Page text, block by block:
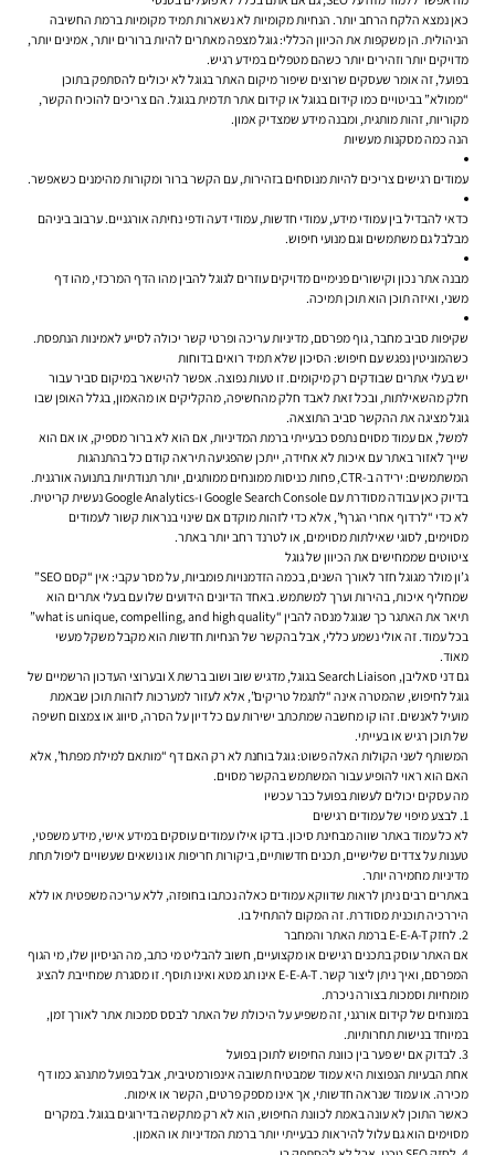
כאן נמצא הלקח הרחב יותר. הנחיות מקומיות לא נשארות תמיד מקומיות ברמת החשיבה
הניהולית. הן משקפות את הכיוון הכללי: גוגל מצפה מאתרים להיות ברורים יותר, אמינים יותר,
מדויקים יותר וזהירים יותר כשהם מטפלים במידע רגיש.
בפועל, זה אומר שעסקים שרוצים שיפור מיקום האתר בגוגל לא יכולים להסתפק בתוכן
“ממולא” בביטויים כמו קידום בגוגל או קידום אתר תדמית בגוגל. הם צריכים להוכיח הקשר,
מקוריות, זהות מותגית, ומבנה מידע שמצדיק אמון.
הנה כמה מסקנות מעשיות
עמודים רגישים צריכים להיות מנוסחים בזהירות, עם הקשר ברור ומקורות מהימנים כשאפשר.
כדאי להבדיל בין עמודי מידע, עמודי חדשות, עמודי דעה ודפי נחיתה אורגניים. ערבוב ביניהם
מבלבל גם משתמשים וגם מנועי חיפוש.
מבנה אתר נכון וקישורים פנימיים מדויקים עוזרים לגוגל להבין מהו הדף המרכזי, מהו דף
משני, ואיזה תוכן הוא תוכן תמיכה.
שקיפות סביב מחבר, גוף מפרסם, מדיניות עריכה ופרטי קשר יכולה לסייע לאמינות הנתפסת.
כשהמוניטין נפגש עם חיפוש: הסיכון שלא תמיד רואים בדוחות
יש בעלי אתרים שבודקים רק מיקומים. זו טעות נפוצה. אפשר להישאר במיקום סביר עבור
חלק מהשאילתות, ובכל זאת לאבד חלק מהחשיפה, מהקליקים או מהאמון, בגלל האופן שבו
גוגל מציגה את ההקשר סביב התוצאה.
למשל, אם עמוד מסוים נתפס כבעייתי ברמת המדיניות, אם הוא לא ברור מספיק, או אם הוא
שייך לאזור באתר עם איכות לא אחידה, ייתכן שהפגיעה תיראה קודם כל בהתנהגות
המשתמשים: ירידה ב-CTR, פחות כניסות ממונחים ממותגים, יותר תנודתיות בתנועה אורגנית.
בדיוק כאן עבודה מסודרת עם Google Search Console ו-Google Analytics נעשית קריטית.
לא כדי “לרדוף אחרי הגרף”, אלא כדי לזהות מוקדם אם שינוי בנראות קשור לעמודים
מסוימים, לסוגי שאילתות מסוימים, או לטרנד רחב יותר באתר.
ציטוטים שממחישים את הכיוון של גוגל
ג’ון מולר מגוגל חזר לאורך השנים, בכמה הזדמנויות פומביות, על מסר עקבי: אין “קסם SEO”
שמחליף איכות, בהירות וערך למשתמש. באחד הדיונים הידועים שלו עם בעלי אתרים הוא
תיאר את האתגר כך שגוגל מנסה להבין “what is unique, compelling, and high quality”
בכל עמוד. זה אולי נשמע כללי, אבל בהקשר של הנחיות חדשות הוא מקבל משקל מעשי
מאוד.
גם דני סאליבן, Search Liaison בגוגל, מדגיש שוב ושוב ברשת X ובערוצי העדכון הרשמיים של
גוגל לחיפוש, שהמטרה אינה “לתגמל טריקים”, אלא לעזור למערכות לזהות תוכן שבאמת
מועיל לאנשים. זהו קו מחשבה שמתכתב ישירות עם כל דיון על הסרה, סיווג או צמצום חשיפה
של תוכן רגיש או בעייתי.
המשותף לשני הקולות האלה פשוט: גוגל בוחנת לא רק האם דף “מותאם למילת מפתח”, אלא
האם הוא ראוי להופיע עבור המשתמש בהקשר מסוים.
מה עסקים יכולים לעשות בפועל כבר עכשיו
1. לבצע מיפוי של עמודים רגישים
לא כל עמוד באתר שווה מבחינת סיכון. בדקו אילו עמודים עוסקים במידע אישי, מידע משפטי,
טענות על צדדים שלישיים, תכנים חדשותיים, ביקורות חריפות או נושאים שעשויים ליפול תחת
מדיניות מחמירה יותר.
באתרים רבים ניתן לראות שדווקא עמודים כאלה נכתבו בחופזה, ללא עריכה משפטית או ללא
היררכיה תוכנית מסודרת. זה המקום להתחיל בו.
2. לחזק E-E-A-T ברמת האתר והמחבר
אם האתר עוסק בתכנים רגישים או מקצועיים, חשוב להבליט מי כתב, מה הניסיון שלו, מי הגוף
המפרסם, ואיך ניתן ליצור קשר. E-E-A-T אינו תג מטא ואינו תוסף. זו מסגרת שמחייבת להציג
מומחיות וסמכות בצורה ניכרת.
במונחים של קידום אורגני, זה משפיע על היכולת של האתר לבסס סמכות אתר לאורך זמן,
במיוחד בנישות תחרותיות.
3. לבדוק אם יש פער בין כוונת החיפוש לתוכן בפועל
אחת הבעיות הנפוצות היא עמוד שמבטיח תשובה אינפורמטיבית, אבל בפועל מתנהג כמו דף
מכירה. או עמוד שנראה חדשותי, אך אינו מספק פרטים, הקשר או אימות.
כאשר התוכן לא עונה באמת לכוונת החיפוש, הוא לא רק מתקשה בדירוגים בגוגל. במקרים
מסוימים הוא גם עלול להיראות כבעייתי יותר ברמת המדיניות או האמון.